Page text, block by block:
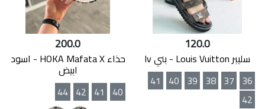
120.0
سليبر Louis Vuitton - بني lv
36
37
38
39
40
41
42
200.0
حذاء HOKA Mafata X - اسود
ابيض
40
41
42
44